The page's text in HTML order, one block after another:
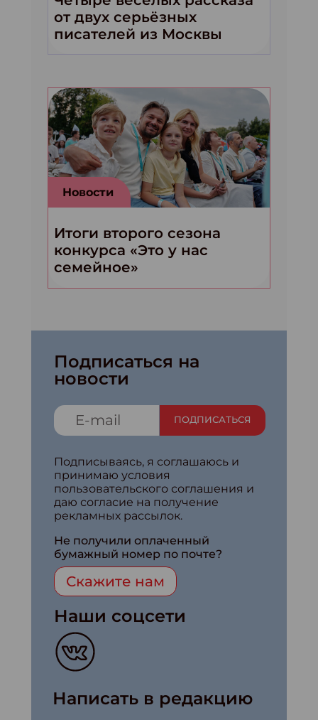
от двух серьёзных
писателей из Москвы
Новости
Итоги второго сезона
конкурса «Это у нас
семейное»
Подписаться на
новости
ПОДПИСАТЬСЯ
Подписываясь, я соглашаюсь и
принимаю условия
пользовательского соглашения и
даю согласие на получение
рекламных рассылок.
Не получили оплаченный
бумажный номер по почте?
Скажите нам
Наши соцсети
Написать в редакцию